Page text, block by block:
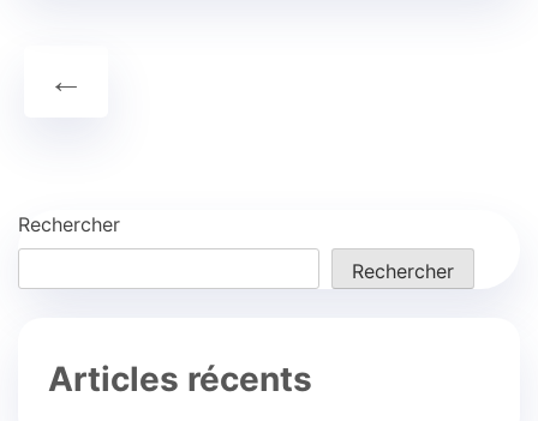
←
Rechercher
Rechercher
Articles récents